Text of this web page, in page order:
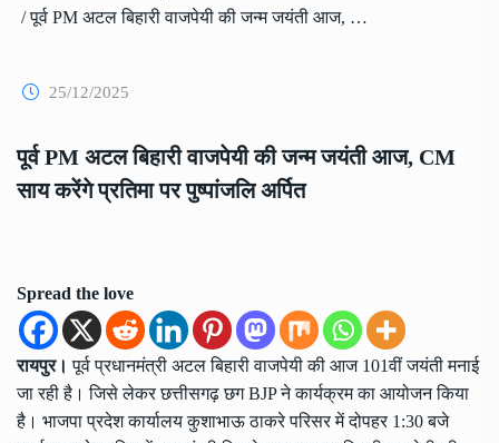
/ पूर्व PM अटल बिहारी वाजपेयी की जन्म जयंती आज, CM साय करेंगे प्रतिमा पर पुष्पांजलि अर्पित
25/12/2025
पूर्व PM अटल बिहारी वाजपेयी की जन्म जयंती आज, CM
साय करेंगे प्रतिमा पर पुष्पांजलि अर्पित
Spread the love
रायपुर। पूर्व प्रधानमंत्री अटल बिहारी वाजपेयी की आज 101वीं जयंती मनाई
जा रही है। जिसे लेकर छत्तीसगढ़ छग BJP ने कार्यक्रम का आयोजन किया
है। भाजपा प्रदेश कार्यालय कुशाभाऊ ठाकरे परिसर में दोपहर 1:30 बजे